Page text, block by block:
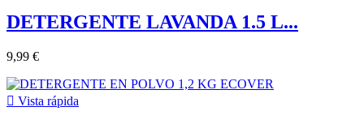
DETERGENTE LAVANDA 1.5 L...
9,99 €
 Vista rápida